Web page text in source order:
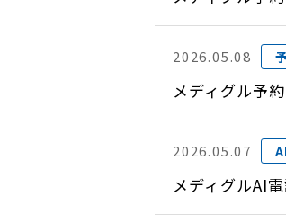
2026.05.08
メディグル予
2026.05.07
メディグルAI